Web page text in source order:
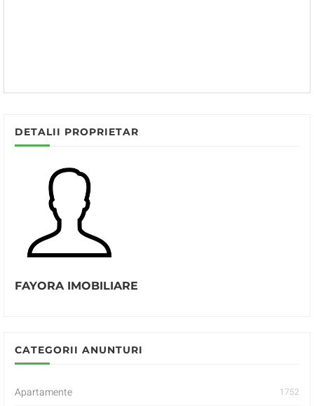
DETALII PROPRIETAR
FAYORA IMOBILIARE
CATEGORII ANUNTURI
Apartamente 1752